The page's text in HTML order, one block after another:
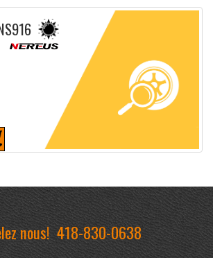
Fiche détaillée
nous!418-830-0638